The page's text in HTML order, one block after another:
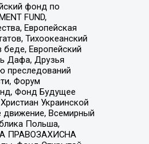
фонд по
FUND,
Европейская
Тихоокеанский
Европейский
Дафа, Друзья
преследований
Форум
Фонд Будущее
Украинской
движение, Всемирный
Польша,
ПРАВОЗАХИСНА